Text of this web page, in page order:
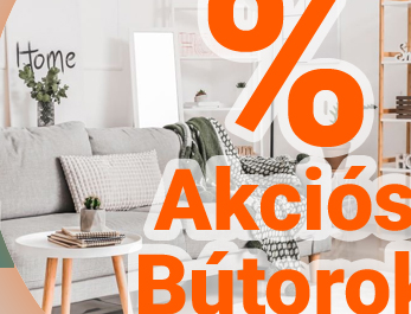
H124
Részletek
Íróasztal CosmoLiving
by Cosmopolitan A102
(Világos rózsaszín)
196.000 Ft
Ugrás a
boltba
Részletek
Butor1.hu